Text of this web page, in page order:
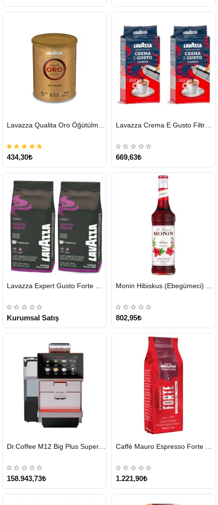
GÖNDERİ
434,30₺
GÖNDERİ
Lavazza Crema E Gusto Filtre Kahve 250 G X 2
669,63₺
GÖNDERİ
Kurumsal Satış
GÖNDERİ
802,95₺
GÖNDERİ
158.943,73₺
GÖNDERİ
1.221,90₺